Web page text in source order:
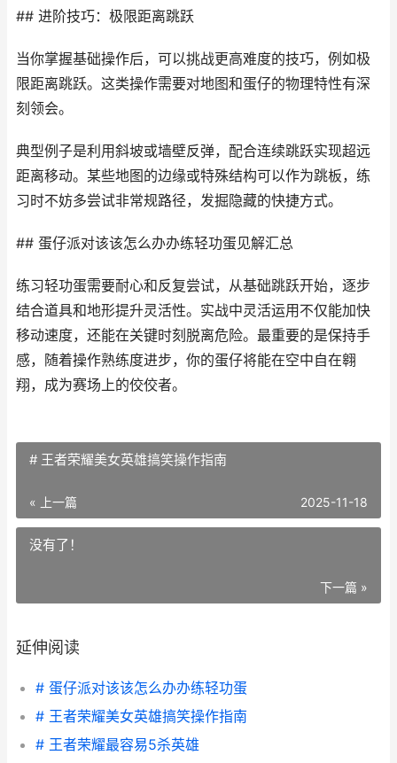
## 进阶技巧：极限距离跳跃
当你掌握基础操作后，可以挑战更高难度的技巧，例如极
限距离跳跃。这类操作需要对地图和蛋仔的物理特性有深
刻领会。
典型例子是利用斜坡或墙壁反弹，配合连续跳跃实现超远
距离移动。某些地图的边缘或特殊结构可以作为跳板，练
习时不妨多尝试非常规路径，发掘隐藏的快捷方式。
## 蛋仔派对该该怎么办办练轻功蛋见解汇总
练习轻功蛋需要耐心和反复尝试，从基础跳跃开始，逐步
结合道具和地形提升灵活性。实战中灵活运用不仅能加快
移动速度，还能在关键时刻脱离危险。最重要的是保持手
感，随着操作熟练度进步，你的蛋仔将能在空中自在翱
翔，成为赛场上的佼佼者。
# 王者荣耀美女英雄搞笑操作指南
« 上一篇 2025-11-18
没有了！
下一篇 »
延伸阅读
# 蛋仔派对该该怎么办办练轻功蛋
# 王者荣耀美女英雄搞笑操作指南
# 王者荣耀最容易5杀英雄